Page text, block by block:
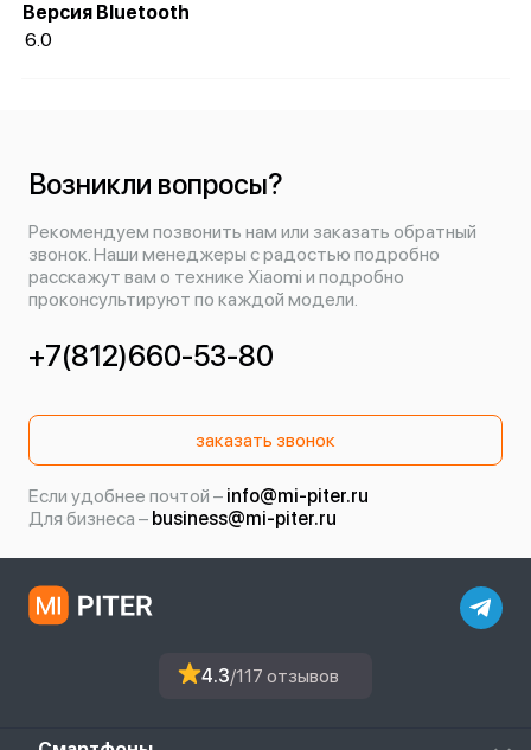
Версия Bluetooth
6.0
Возникли вопросы?
Рекомендуем позвонить нам или заказать обратный
звонок. Наши менеджеры с радостью подробно
расскажут вам о технике Xiaomi и подробно
проконсультируют по каждой модели.
+7(812)660-53-80
заказать звонок
Если удобнее почтой – info@mi-piter.ru
Для бизнеса – business@mi-piter.ru
4.3/117 отзывов